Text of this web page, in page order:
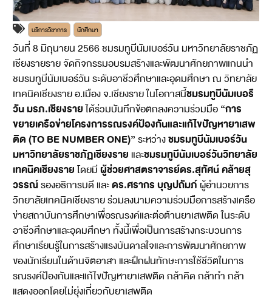
บริการวิชาการ นักศึกษา
วันที่ 8 มิถุนายน 2566 ชมรมทูบีนัมเบอร์วัน มหาวิทยาลัยราชภัฏ
เชียงรายราย จัดกิจกรรมอบรมสร้างและพัฒนาศักยภาพแกนนำ
ชมรมทูบีนัมเบอร์วัน ระดับอาชีวศึกษาและอุดมศึกษา ณ วิทยาลัย
เทคนิคเชียงราย อ.เมือง จ.เชียงราย ในโอกาสนี้ชมรมทูบีนัมเบอรื
วัน มรภ.เชียงรายได้ร่วมบันทึกข้อตกลงความร่วมมือ“การ
ขยายเครือข่ายโครงการรณรงค์ป้องกันและแก้ไขปัญหายาเสพ
ติด (TO BE NUMBER ONE)”ระหว่างชมรมทูบีนัมเบอร์วัน
มหาวิทยาลัยราชภัฏเชียงราย และชมรมทูบีนัมเบอร์วันวิทยาลัย
เทคนิคเชียงรายโดยมีผู้ช่วยศาสตราจารย์ดร.สุทัศน์ คล้ายสุ
วรรณ์รองอธิการบดี และดร.ศรากร บุญปถัมภ์ผู้อำนวยการ
วิทยาลัยเทคนิคเชียงราย ร่วมลงนามความร่วมมือการสร้างเครือ
ข่ายสถาบันการศึกษาเพื่อรณรงค์และต่อต้านยาเสพติด ในระดับ
อาชีวศึกษาและอุดมศึกษา ทั้งนี้เพื่อเป็นการสร้างกระบวนการ
ศึกษาเรียนรู้ในการสร้างแรงบันดาลใจและการพัฒนาศักยภาพ
ของนักเรียนในด้านจิตอาสา และฝึกฝนทักษะการใช้ชีวิตในการ
รณรงค์ป้องกันและแก้ไขปัญหายาเสพติด กล้าคิด กล้าทำ กล้า
แสดงออกโดยไม่ยุ่งเกี่ยวกับยาเสพติด